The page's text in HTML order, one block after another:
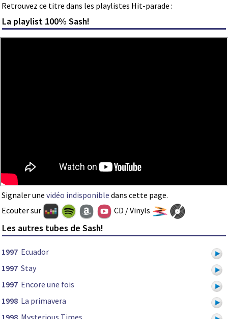
Retrouvez ce titre dans les playlistes Hit-parade :
La playlist 100% Sash!
Signaler une vidéo indisponible dans cette page.
Ecouter sur
CD / Vinyls
Les autres tubes de Sash!
1997 Ecuador
1997 Stay
1997 Encore une fois
1998 La primavera